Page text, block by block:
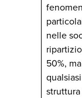
nelle
50%,